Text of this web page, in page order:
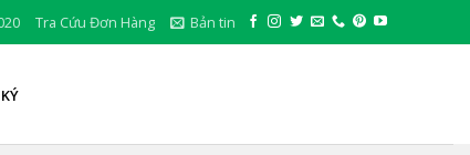
Tra Cứu Đơn Hàng Bản tin